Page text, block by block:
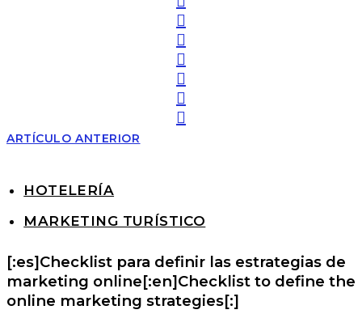
ARTÍCULO ANTERIOR
HOTELERÍA
MARKETING TURÍSTICO
[:es]Checklist para definir las estrategias de
marketing online[:en]Checklist to define the
online marketing strategies[:]